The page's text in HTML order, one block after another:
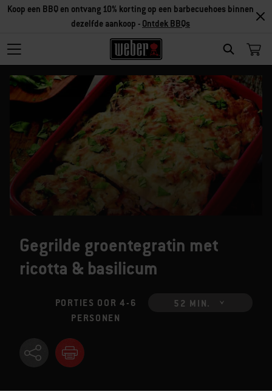
SEARCH
Koop een BBQ en ontvang 10% korting op een barbecuehoes binnen
dezelfde aankoop - Ontdek BBQs
Gegrilde groentegratin met
ricotta & basilicum
PORTIES OOR 4-6
PERSONEN
52 MIN.